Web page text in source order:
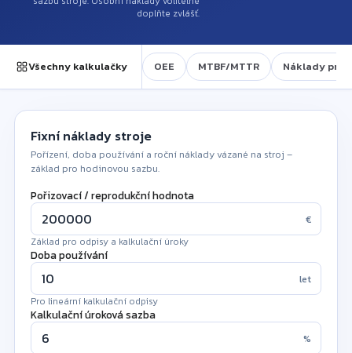
doplňte zvlášť.
Všechny kalkulačky OEE MTBF/MTTR Náklady
Fixní náklady stroje
Pořízení, doba používání a roční náklady vázané na stroj –
základ pro hodinovou sazbu.
Pořizovací / reprodukční hodnota
€
Základ pro odpisy a kalkulační úroky
Doba používání
let
!
Pro lineární kalkulační odpisy
Kalkulační úroková sazba
%